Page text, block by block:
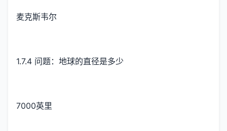
麦克斯韦尔
1.7.4 问题：地球的直径是多少
7000英里